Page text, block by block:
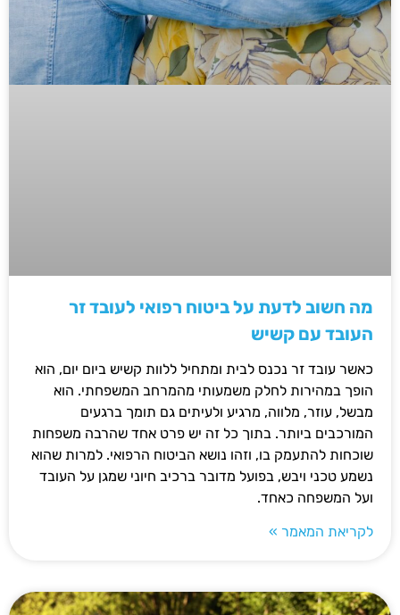
מה חשוב לדעת על ביטוח רפואי לעובד זר
העובד עם קשיש
כאשר עובד זר נכנס לבית ומתחיל ללוות קשיש ביום יום, הוא
הופך במהירות לחלק משמעותי מהמרחב המשפחתי. הוא
מבשל, עוזר, מלווה, מרגיע ולעיתים גם תומך ברגעים
המורכבים ביותר. בתוך כל זה יש פרט אחד שהרבה משפחות
שוכחות להתעמק בו, וזהו נושא הביטוח הרפואי. למרות שהוא
נשמע טכני ויבש, בפועל מדובר ברכיב חיוני שמגן על העובד
ועל המשפחה כאחד.
לקריאת המאמר »